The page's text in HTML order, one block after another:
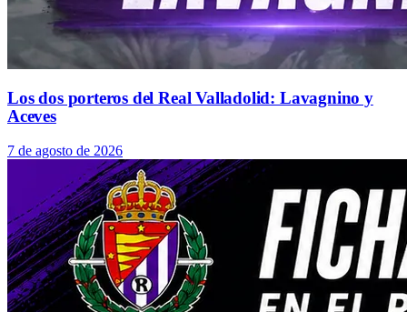
Los dos porteros del Real Valladolid: Lavagnino y
Aceves
7 de agosto de 2026